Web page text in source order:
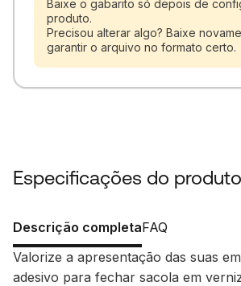
Baixe o gabarito só depois de
produto.
Precisou alterar algo? Baixe
garantir o arquivo no formato certo.
Especificações do produto
Descrição completaFAQ
Valorize a apresentação das suas
adesivo para fechar sacola em